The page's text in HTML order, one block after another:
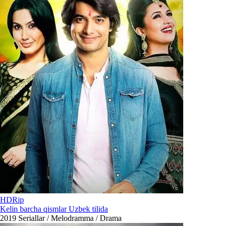
HDRip
Kelin barcha qismlar Uzbek tilida
2019 Seriallar / Melodramma / Drama